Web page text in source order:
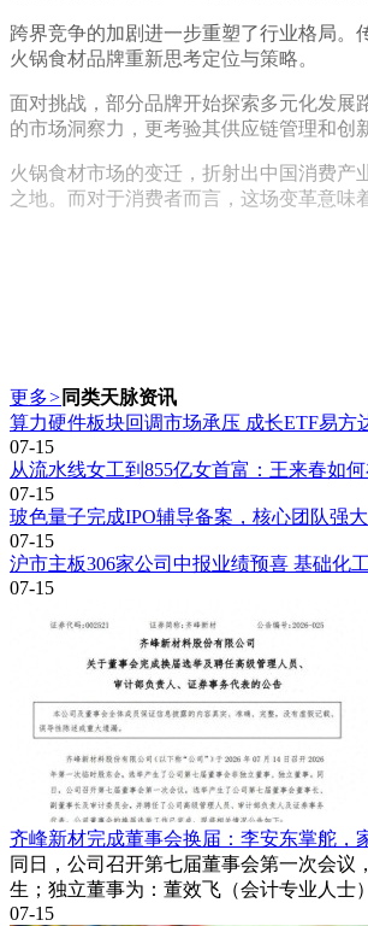
跨界竞争的加剧进一步重塑了行业格局。
火锅食材品牌重新思考定位与策略。
面对挑战，部分品牌开始探索多元化发展
的市场洞察力，更考验其供应链管理和创
火锅食材市场的变迁，折射出中国消费
之地。而对于消费者而言，这场变革意味
更多> 同类天脉资讯
算力硬件板块回调市场承压 成长ETF易方
07-15
从流水线女工到855亿女首富：王来春如
07-15
玻色量子完成IPO辅导备案，核心团队强
07-15
沪市主板306家公司中报业绩预喜 基础化
07-15
齐峰新材完成董事会换届：李安东掌舵，
同日，公司召开第七届董事会第一次会
生；独立董事为：董效飞（会计专业人士
07-15